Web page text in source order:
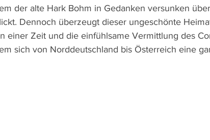
der alte Hark Bohm in Gedanken versunken
Dennoch überzeugt dieser ungeschönte
einer Zeit und die einfühlsame Vermittlung des
sich von Norddeutschland bis Österreich eine